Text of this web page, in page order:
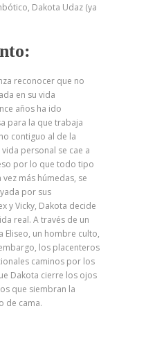
Dakota Udaz (ya
reconocer que no
en su vida
años ha ido
para la que trabaja
contiguo al de la
personal se cae a
por lo que todo tipo
más húmedas, se
por sus
y Vicky, Dakota decide
real. A través de un
Eliseo, un hombre culto,
los placenteros
caminos por los
Dakota cierre los ojos
que siembran la
de cama.